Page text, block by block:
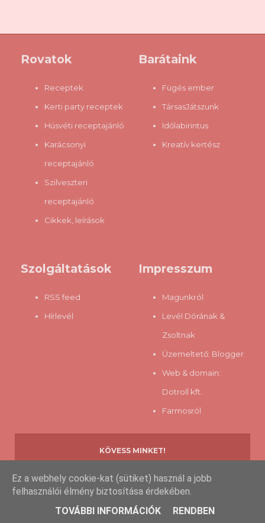
Rovatok
Receptek
Kerti party receptek
Húsvéti receptajánló
Karácsonyi
receptajánló
Szilveszteri
receptajánló
Cikkek, leírások
Barátaink
Fügés ember
TársasJátszunk
Időlabirintus
Kreatív kertész
Szolgáltatások
RSS feed
Hírlevél
Impresszum
Magunkról
Levél Dórának &
Zsoltnak
Üzemeltető: Blogger
Web & domain:
Dotroll kft.
Farmosról
KÖVESS MINKET!
Ez a webhely cookie-kat (sütiket) használ a jobb
felhasználói élmény biztosítása érdekében.
TOVÁBBI INFORMÁCIÓK
RENDBEN